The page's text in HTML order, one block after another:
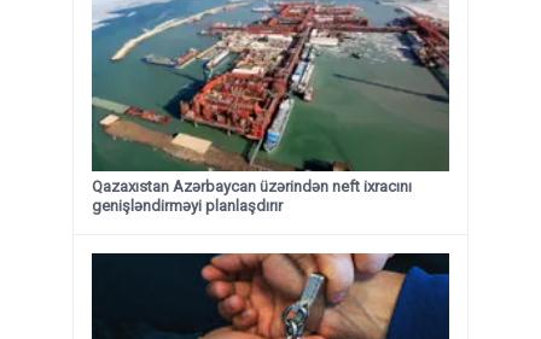
Qazaxıstan Azərbaycan üzərindən neft ixracını
genişləndirməyi planlaşdırır